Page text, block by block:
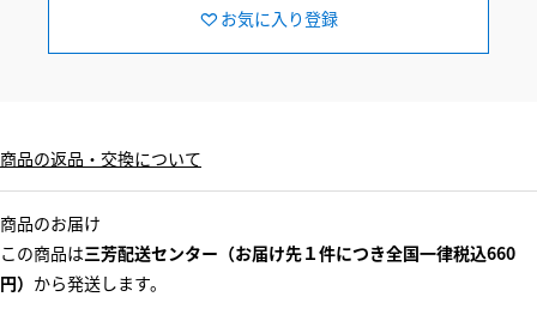
お気に入り登録
商品の返品・交換について
商品のお届け
この商品は三芳配送センター（お届け先１件につき全国一律税込660
円） から発送します。